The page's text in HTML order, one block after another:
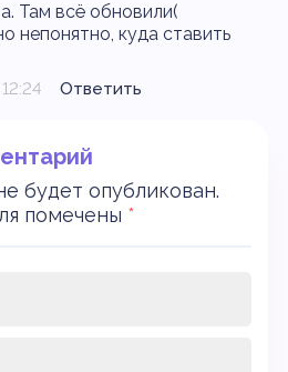
Там всё обновили(
непонятно, куда ставить
Ответить
будет опубликован.
помечены *